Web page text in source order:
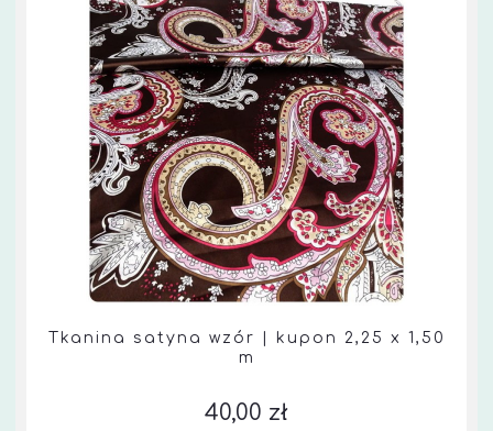
Tkanina satyna wzór | kupon 2,25 x 1,50
m
40,00 zł